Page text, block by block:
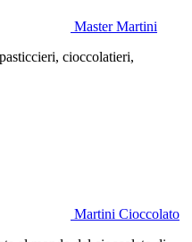
Master Martini
cioccolatieri,
Martini Cioccolato